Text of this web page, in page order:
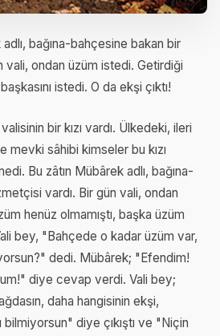
bağına-bahçesine bakan bir
vali, ondan üzüm istedi. Getirdiği
istedi. O da ekşi çıktı!
bir kızı vardı. Ülkedeki, ileri
mevki sâhibi kimseler bu kızı
Bu zâtın Mübârek adlı, bağına-
vardı. Bir gün vali, ondan
henüz olmamıştı, başka üzüm
bey, "Bahçede o kadar üzüm var,
dedi. Mübârek; "Efendim!
diye cevap verdi. Vali bey;
daha hangisinin ekşi,
bilmiyorsun" diye çıkıştı ve "Niçin